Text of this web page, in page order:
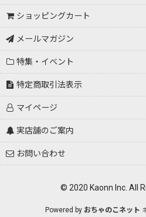
ショッピングカート
メールマガジン
特集・イベント
特定商取引法表示
マイページ
実店舗のご案内
お問い合わせ
© 2020 Kaonn Inc. All
Powered by おちゃのこネット